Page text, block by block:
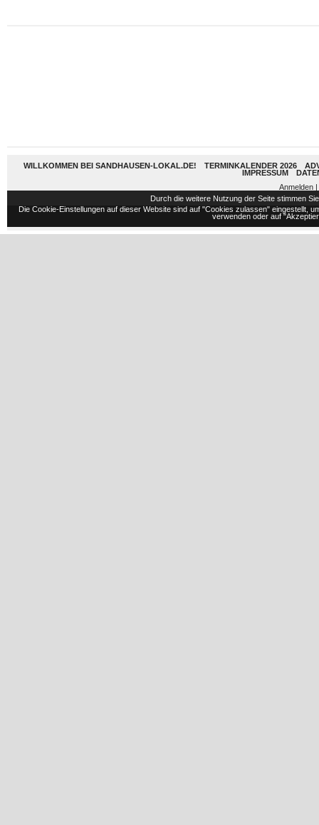
WILLKOMMEN BEI SANDHAUSEN-LOKAL.DE! TERMINKALENDER 2026
IMPRESSUM
Anmelden
Durch die weitere Nutzung der Seite stimmen
Die Cookie-Einstellungen auf dieser Website sind auf "Cookies zulassen" eingestellt,
verwenden oder auf